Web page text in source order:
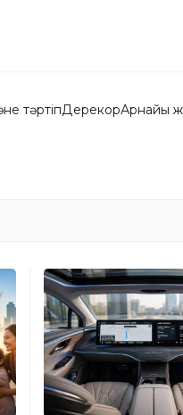
тәртіпДерекқорАрнайы